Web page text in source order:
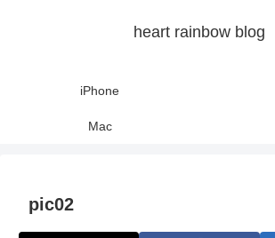
heart rainbow blog
iPhone
Mac
pic02